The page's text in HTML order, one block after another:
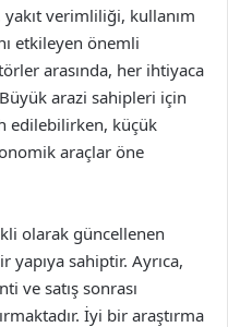
verimliliği, kullanım
etkileyen önemli
arasında, her ihtiyaca
arazi sahipleri için
edilebilirken, küçük
araçlar öne
olarak güncellenen
sahiptir. Ayrıca,
ve satış sonrası
İyi bir araştırma